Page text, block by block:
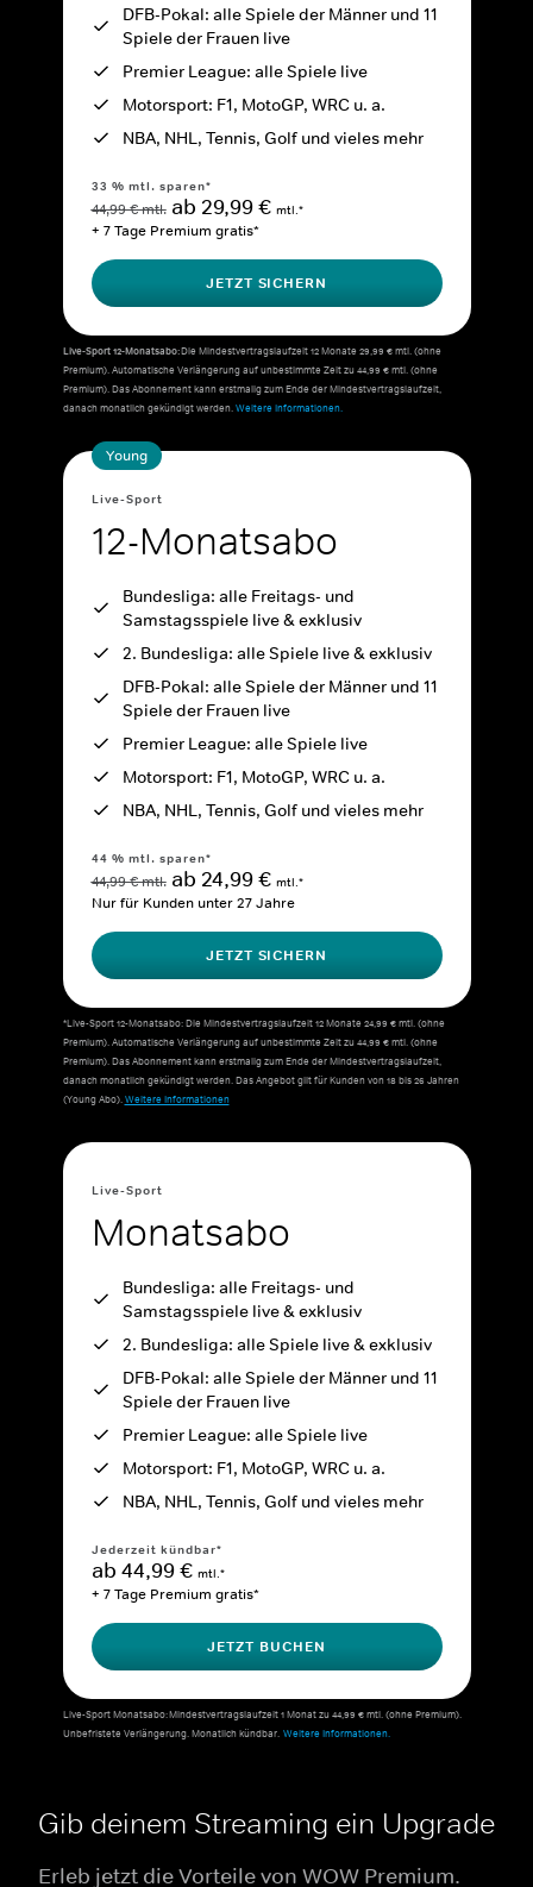
DFB-Pokal: alle Spiele der Männer und 11
Spiele der Frauen live
Premier League: alle Spiele live
Motorsport: F1, MotoGP, WRC u. a.
NBA, NHL, Tennis, Golf und vieles mehr
33 % mtl. sparen*
44,99 € mtl. ab 29,99 € mtl.*
+ 7 Tage Premium gratis*
JETZT SICHERN
Live-Sport 12-Monatsabo:Die Mindestvertragslaufzeit 12 Monate 29,99 € mtl. (ohne
Premium). Automatische Verlängerung auf unbestimmte Zeit zu 44,99 € mtl. (ohne
Premium). Das Abonnement kann erstmalig zum Ende der Mindestvertragslaufzeit,
danach monatlich gekündigt werden.Weitere Informationen.
Young
Live-Sport
12-Monatsabo
Bundesliga: alle Freitags- und
Samstagsspiele live & exklusiv
2. Bundesliga: alle Spiele live & exklusiv
DFB-Pokal: alle Spiele der Männer und 11
Spiele der Frauen live
Premier League: alle Spiele live
Motorsport: F1, MotoGP, WRC u. a.
NBA, NHL, Tennis, Golf und vieles mehr
44 % mtl. sparen*
44,99 € mtl. ab 24,99 € mtl.*
Nur für Kunden unter 27 Jahre
JETZT SICHERN
*Live-Sport 12-Monatsabo: Die Mindestvertragslaufzeit 12 Monate 24,99 € mtl. (ohne
Premium). Automatische Verlängerung auf unbestimmte Zeit zu 44,99 € mtl. (ohne
Premium). Das Abonnement kann erstmalig zum Ende der Mindestvertragslaufzeit,
danach monatlich gekündigt werden. Das Angebot gilt für Kunden von 18 bis 26 Jahren
(Young Abo).Weitere Informationen
Live-Sport
Monatsabo
Bundesliga: alle Freitags- und
Samstagsspiele live & exklusiv
2. Bundesliga: alle Spiele live & exklusiv
DFB-Pokal: alle Spiele der Männer und 11
Spiele der Frauen live
Premier League: alle Spiele live
Motorsport: F1, MotoGP, WRC u. a.
NBA, NHL, Tennis, Golf und vieles mehr
Jederzeit kündbar*
ab 44,99 € mtl.*
+ 7 Tage Premium gratis*
JETZT BUCHEN
Live-Sport Monatsabo: Mindestvertragslaufzeit 1 Monat zu 44,99 € mtl. (ohne Premium).
Unbefristete Verlängerung. Monatlich kündbar. Weitere Informationen.
Gib deinem Streaming ein Upgrade
Erleb jetzt die Vorteile von WOW Premium.